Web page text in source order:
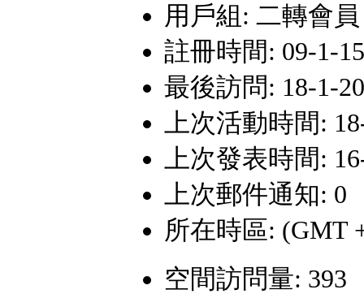
用戶組: 二轉會員
註冊時間: 09-1-
最後訪問: 18-1-
上次活動時間:
上次發表時間:
上次郵件通知: 0
所在時區: (GMT
空間訪問量: 393